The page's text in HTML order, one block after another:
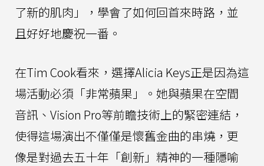
了新的肌肉」，學會了如何回首來時路，並
且好好地慶祝一番。
在Tim Cook看來，選擇Alicia Keys正是因為這
場活動必須「非常蘋果」。她與蘋果在空間
音訊、Vision Pro等前瞻技術上的緊密連結，
使得這場演出不僅僅是懷舊金曲的串燒，更
像是對過去五十年「創新」精神的一種隱喻